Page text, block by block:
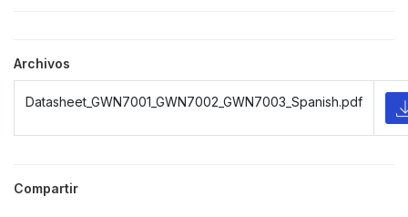
Archivos
Datasheet_GWN7001_GWN7002_GWN7003_Spanish.pdf
Compartir